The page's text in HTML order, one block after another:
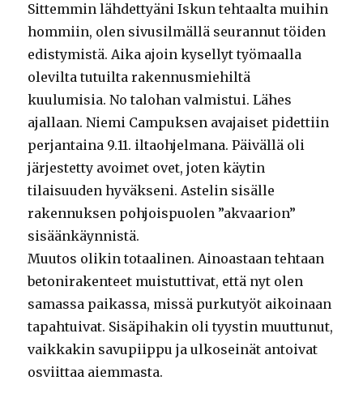
Sittemmin lähdettyäni Iskun tehtaalta muihin
hommiin, olen sivusilmällä seurannut töiden
edistymistä. Aika ajoin kysellyt työmaalla
olevilta tutuilta rakennusmiehiltä
kuulumisia. No talohan valmistui. Lähes
ajallaan. Niemi Campuksen avajaiset pidettiin
perjantaina 9.11. iltaohjelmana. Päivällä oli
järjestetty avoimet ovet, joten käytin
tilaisuuden hyväkseni. Astelin sisälle
rakennuksen pohjoispuolen ”akvaarion”
sisäänkäynnistä.
Muutos olikin totaalinen. Ainoastaan tehtaan
betonirakenteet muistuttivat, että nyt olen
samassa paikassa, missä purkutyöt aikoinaan
tapahtuivat. Sisäpihakin oli tyystin muuttunut,
vaikkakin savupiippu ja ulkoseinät antoivat
osviittaa aiemmasta.